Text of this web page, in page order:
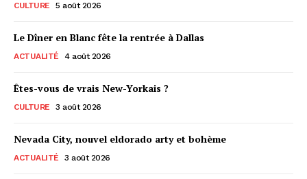
CULTURE 5 août 2026
Le Dîner en Blanc fête la rentrée à Dallas
ACTUALITÉ 4 août 2026
Êtes-vous de vrais New-Yorkais ?
CULTURE 3 août 2026
Nevada City, nouvel eldorado arty et bohème
ACTUALITÉ 3 août 2026